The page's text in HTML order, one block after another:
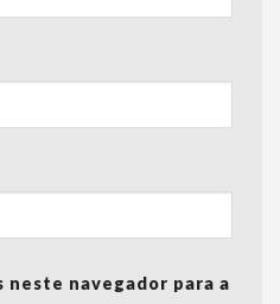
neste navegador para a